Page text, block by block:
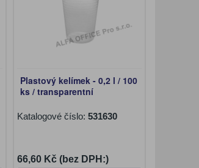
Plastový kelímek - 0,2 l / 100
ks / transparentní
Katalogové číslo: 531630
66,60 Kč (bez DPH:)